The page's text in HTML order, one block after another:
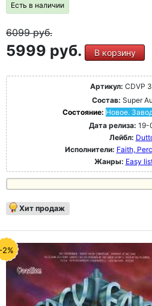
Есть в наличии
6099руб.
5999 руб. В корзину
Артикул: CDVP
Состав: Super
Состояние: Новое.
Дата релиза: 19-
Лейбл:
Исполнители: Faith,
Жанры: Easy
Хит продаж
2%